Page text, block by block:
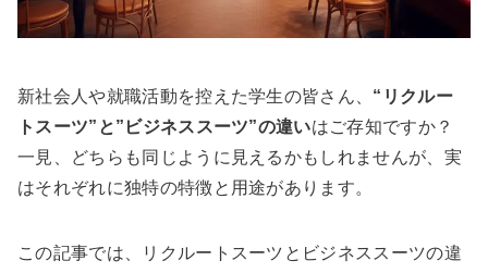
新社会人や就職活動を控えた学生の皆さん、 “リクルー
トスーツ”と”ビジネススーツ”の違いはご存知ですか？
一見、どちらも同じように見えるかもしれませんが、実
はそれぞれに独特の特徴と用途があります。
この記事では、リクルートスーツとビジネススーツの違